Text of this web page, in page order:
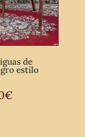
de
estilo
€